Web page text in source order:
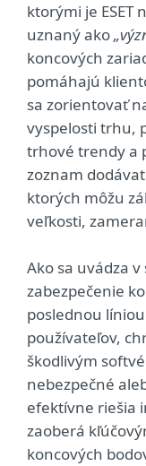
ktorými je ESET
uznaný ako
koncových
pomáhajú
sa zorientovať
vyspelosti trhu,
trhové trendy a
zoznam
ktorých môžu
veľkosti,
Ako sa uvádza
zabezpečenie
poslednou
používateľov,
škodlivým
nebezpečné
efektívne riešia
zaoberá
koncových